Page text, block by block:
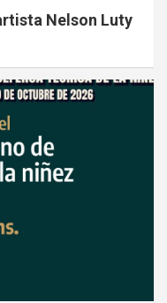
Nelson Luty